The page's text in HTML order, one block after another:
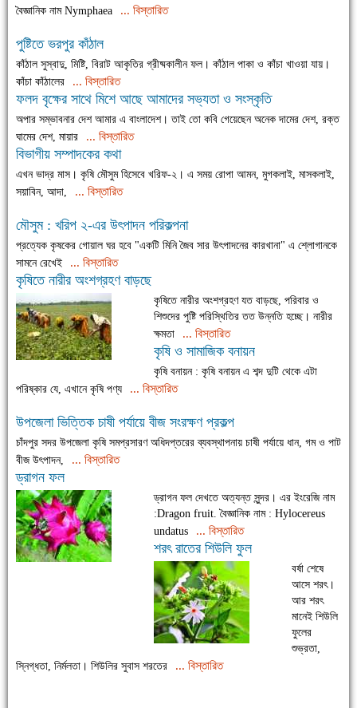
বৈজ্ঞানিক নাম Nymphaea
... বিস্তারিত
পুষ্টিতে ভরপুর কাঁঠাল
কাঁঠাল সুস্বাদু, মিষ্টি, বিরাট আকৃতির গ্রীষ্মকালীন ফল। কাঁঠাল পাকা ও কাঁচা খাওয়া যায়।
কাঁচা কাঁঠালের
... বিস্তারিত
ফলদ বৃক্ষের সাথে মিশে আছে আমাদের সভ্যতা ও সংস্কৃতি
অপার সম্ভাবনার দেশ আমার এ বাংলাদেশ। তাই তো কবি গেয়েছেন অনেক দামের দেশ, রক্ত
ঘামের দেশ, মায়ার
... বিস্তারিত
বিভাগীয় সম্পাদকের কথা
এখন ভাদ্র মাস। কৃষি মৌসুম হিসেবে খরিফ-২। এ সময় রোপা আমন, মুগকলাই, মাসকলাই,
সয়াবিন, আদা,
... বিস্তারিত
মৌসুম : খরিপ ২-এর উৎপাদন পরিকল্পনা
প্রত্যেক কৃষকের গোয়াল ঘর হবে "একটি মিনি জৈব সার উৎপাদনের কারখানা" এ শ্লোগানকে
সামনে রেখেই
... বিস্তারিত
কৃষিতে নারীর অংশগ্রহণ বাড়ছে
কৃষিতে নারীর অংশগ্রহণ যত বাড়ছে, পরিবার ও
শিশুদের পুষ্টি পরিস্থিতির তত উন্নতি হচ্ছে। নারীর
ক্ষমতা
... বিস্তারিত
কৃষি ও সামাজিক বনায়ন
কৃষি বনায়ন : কৃষি বনায়ন এ শব্দ দুটি থেকে এটা
পরিষ্কার যে, এখানে কৃষি পণ্য
... বিস্তারিত
উপজেলা ভিত্তিক চাষী পর্যায়ে বীজ সংরক্ষণ প্রকল্প
চাঁদপুর সদর উপজেলা কৃষি সমপ্রসারণ অধিদপ্তরের ব্যবস্থাপনায় চাষী পর্যায়ে ধান, গম ও পাট
বীজ উৎপাদন,
... বিস্তারিত
ড্রাগন ফল
ড্রাগন ফল দেখতে অত্যন্ত সুন্দর। এর ইংরেজি নাম
:Dragon fruit. বৈজ্ঞানিক নাম : Hylocereus
undatus
... বিস্তারিত
শরৎ রাতের শিউলি ফুল
বর্ষা শেষে
আসে শরৎ।
আর শরৎ
মানেই শিউলি
ফুলের
শুভ্রতা,
সি্নগ্ধতা, নির্মলতা। শিউলির সুবাস শরতের
... বিস্তারিত